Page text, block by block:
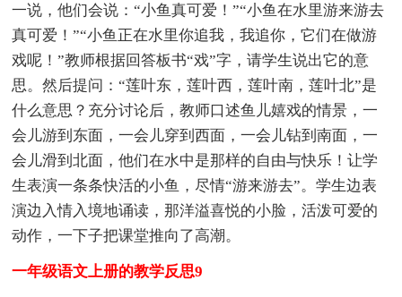
一说，他们会说：“小鱼真可爱！”“小鱼在水里游来游去
真可爱！”“小鱼正在水里你追我，我追你，它们在做游
戏呢！”教师根据回答板书“戏”字，请学生说出它的意
思。然后提问：“莲叶东，莲叶西，莲叶南，莲叶北”是
什么意思？充分讨论后，教师口述鱼儿嬉戏的情景，一
会儿游到东面，一会儿穿到西面，一会儿钻到南面，一
会儿滑到北面，他们在水中是那样的自由与快乐！让学
生表演一条条快活的小鱼，尽情“游来游去”。学生边表
演边入情入境地诵读，那洋溢喜悦的小脸，活泼可爱的
动作，一下子把课堂推向了高潮。
一年级语文上册的教学反思9